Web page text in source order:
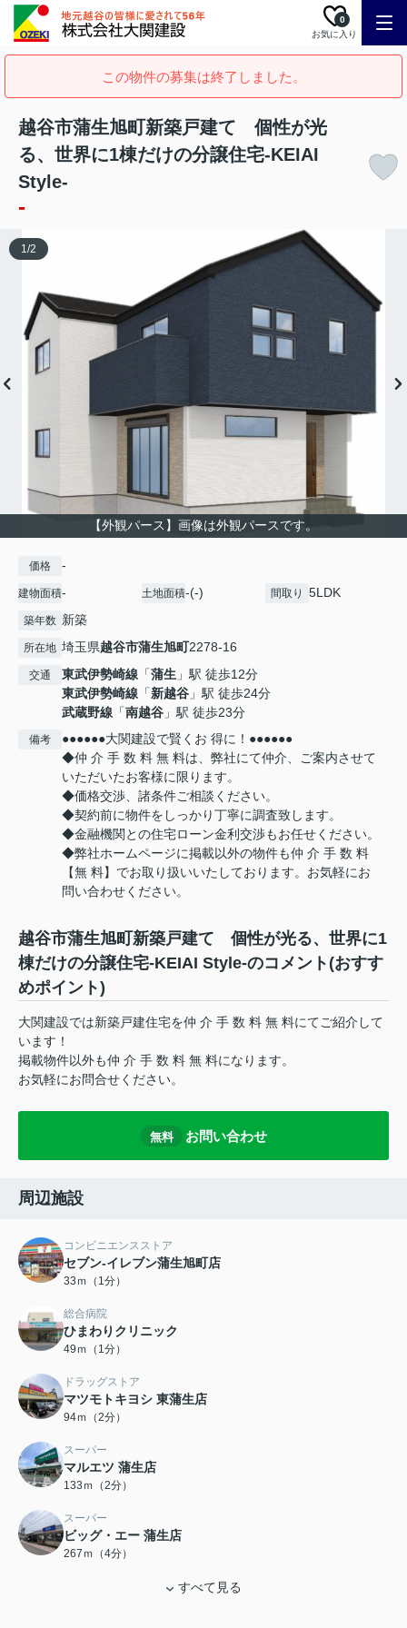
お気に入り
0
この物件の募集は終了しました。
越谷市蒲生旭町新築戸建て 個性が光
る、世界に1棟だけの分譲住宅-KEIAI
Style-
-
【外観パース】画像は外観パースです。
1/2
価格 -
建物面積- 土地面積-(-) 間取り 5LDK
築年数 新築
所在地 埼玉県越谷市蒲生旭町2278-16
交通 東武伊勢崎線 「蒲生 」駅 徒歩12分
東武伊勢崎線 「新越谷 」駅 徒歩24分
武蔵野線 「南越谷 」駅 徒歩23分
備考
●●●●●●大関建設で賢くお 得に！●●●●●●
◆仲 介 手 数 料 無 料は、弊社にて仲介、ご案内させて
いただいたお客様に限ります。
◆価格交渉、諸条件ご相談ください。
◆契約前に物件をしっかり丁寧に調査致します。
◆金融機関との住宅ローン金利交渉もお任せください。
◆弊社ホームページに掲載以外の物件も仲 介 手 数 料
【無 料】でお取り扱いいたしております。お気軽にお
問い合わせください。
越谷市蒲生旭町新築戸建て 個性が光る、世界に1
棟だけの分譲住宅-KEIAI Style-のコメント(おすす
めポイント)
大関建設では新築戸建住宅を仲 介 手 数 料 無 料にてご紹介して
います！
掲載物件以外も仲 介 手 数 料 無 料になります。
お気軽にお問合せください。
無料 お問い合わせ
周辺施設
コンビニエンスストア
セブン-イレブン蒲生旭町店
33ｍ（1分）
総合病院
ひまわりクリニック
49ｍ（1分）
ドラッグストア
マツモトキヨシ 東蒲生店
94ｍ（2分）
スーパー
マルエツ 蒲生店
133ｍ（2分）
スーパー
ビッグ・エー 蒲生店
267ｍ（4分）
すべて見る